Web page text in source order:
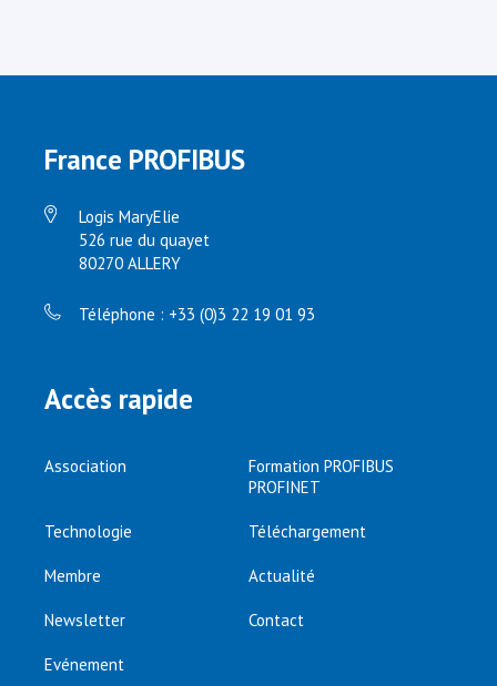
France PROFIBUS
Logis MaryElie
526 rue du quayet
80270 ALLERY
Téléphone : +33 (0)3 22 19 01 93
Accès rapide
Association
Formation PROFIBUS
PROFINET
Technologie Téléchargement
Membre Actualité
Newsletter Contact
Evénement